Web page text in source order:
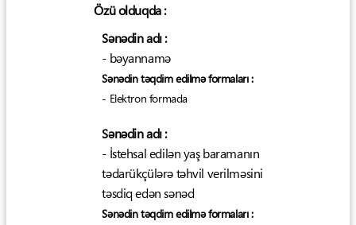
Özü olduqda :
Sənədin adı :
- bəyannamə
Sənədin təqdim edilmə formaları :
- Elektron formada
Sənədin adı :
- İstehsal edilən yaş baramanın
tədarükçülərə təhvil verilməsini
təsdiq edən sənəd
Sənədin təqdim edilmə formaları :